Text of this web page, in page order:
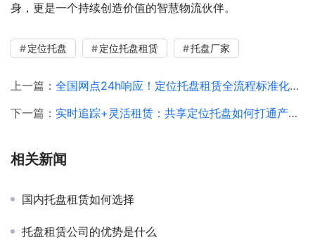
身，更是一个持续创造价值的智慧物流伙伴。
定位托盘 定位托盘租赁 托盘厂家
上一篇： 全国网点24h响应！定位托盘租赁全流程标准化服务解析
下一篇： 实时追踪+灵活租赁：共享定位托盘如何打通产供销“最后一公里”？
相关新闻
国内托盘租赁如何选择
托盘租赁公司的优势是什么